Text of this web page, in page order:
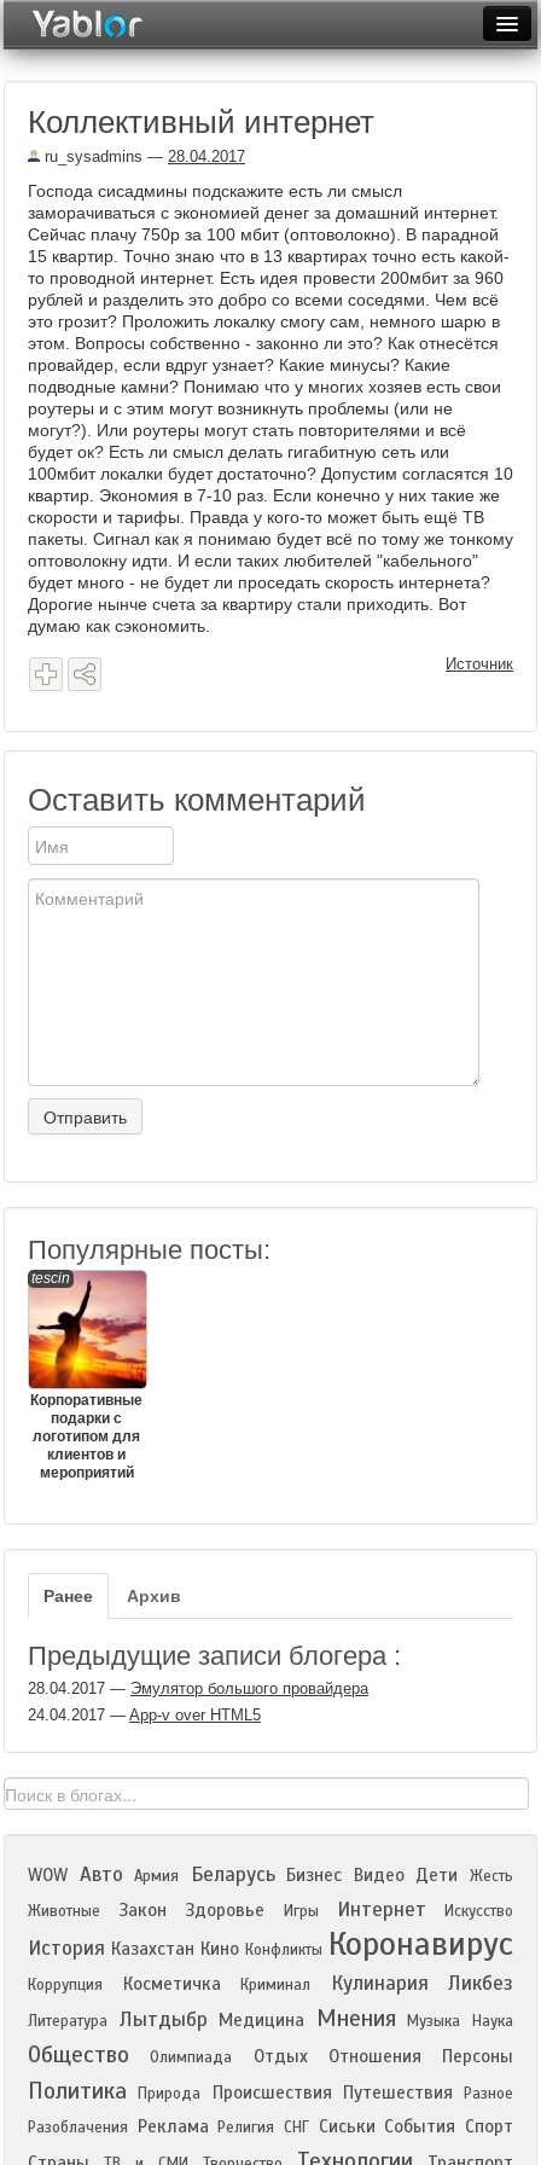
Неделя
Рейтинги
Архив
Фототоп
Видеотоп
Коллективный интернет
ru_sysadmins — 28.04.2017
Господа сисадмины подскажите есть ли смысл
заморачиваться с экономией денег за домашний интернет.
Сейчас плачу 750р за 100 мбит (оптоволокно). В парадной
15 квартир. Точно знаю что в 13 квартирах точно есть какой-
то проводной интернет. Есть идея провести 200мбит за 960
рублей и разделить это добро со всеми соседями. Чем всё
это грозит? Проложить локалку смогу сам, немного шарю в
этом. Вопросы собственно - законно ли это? Как отнесётся
провайдер, если вдруг узнает? Какие минусы? Какие
подводные камни? Понимаю что у многих хозяев есть свои
роутеры и с этим могут возникнуть проблемы (или не
могут?). Или роутеры могут стать повторителями и всё
будет ок? Есть ли смысл делать гигабитную сеть или
100мбит локалки будет достаточно? Допустим согласятся 10
квартир. Экономия в 7-10 раз. Если конечно у них такие же
скорости и тарифы. Правда у кого-то может быть ещё ТВ
пакеты. Сигнал как я понимаю будет всё по тому же тонкому
оптоволокну идти. И если таких любителей "кабельного"
будет много - не будет ли проседать скорость интернета?
Дорогие нынче счета за квартиру стали приходить. Вот
думаю как сэкономить.
Источник
Оставить комментарий
Популярные посты:
tescin
Корпоративные
подарки с
логотипом для
клиентов и
мероприятий
Ранее Архив
Предыдущие записи блогера :
28.04.2017 — Эмулятор большого провайдера
24.04.2017 — App-v over HTML5
WOW Авто Армия Беларусь Бизнес Видео Дети
Жесть
Животные
Закон Здоровье Игры Интернет Искусство
История Казахстан Кино Конфликты Коронавирус
Коррупция Косметичка Криминал Кулинария Ликбез
Литература Лытдыбр Медицина Мнения Музыка Наука
Общество Олимпиада Отдых Отношения Персоны
Политика Природа Происшествия Путешествия
Разное
Разоблачения
Реклама Религия СНГ Сиськи События Спорт